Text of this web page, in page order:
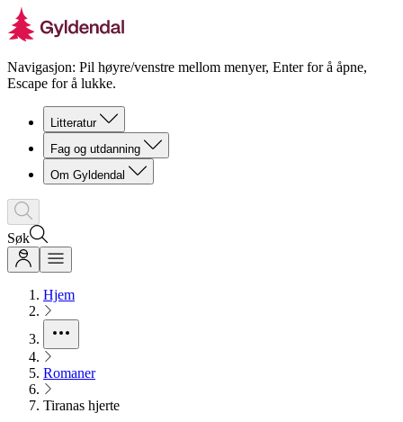
Navigasjon: Pil høyre/venstre mellom menyer, Enter for å åpne,
Escape for å lukke.
Litteratur
Fag og utdanning
Om Gyldendal
Søk
Hjem
Romaner
Tiranas hjerte